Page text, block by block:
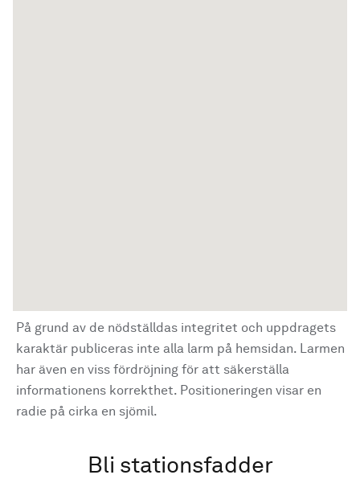
På grund av de nödställdas integritet och uppdragets
karaktär publiceras inte alla larm på hemsidan. Larmen
har även en viss fördröjning för att säkerställa
informationens korrekthet. Positioneringen visar en
radie på cirka en sjömil.
Bli stationsfadder